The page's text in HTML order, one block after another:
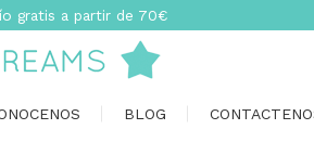
gratis a partir de 70€
BLOG